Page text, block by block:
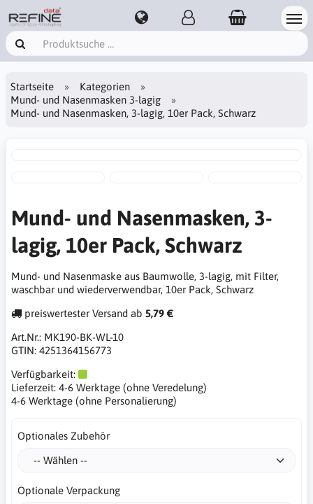
Startseite
Kategorien
Mund- und Nasenmasken 3-lagig
Mund- und Nasenmasken, 3-lagig, 10er Pack, Schwarz
Mund- und Nasenmasken, 3-
lagig, 10er Pack, Schwarz
Mund- und Nasenmaske aus Baumwolle, 3-lagig, mit Filter,
waschbar und wiederverwendbar, 10er Pack, Schwarz
preiswertester Versand ab 5,79 €
Art.Nr.: MK190-BK-WL-10
GTIN: 4251364156773
Verfügbarkeit:
Lieferzeit: 4-6 Werktage (ohne Veredelung)
4-6 Werktage (ohne Personalierung)
Optionales Zubehör
Optionale Verpackung